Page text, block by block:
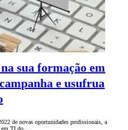
sua formação em
e usufrua
de novas oportunidades profissionais, a
em TI do…